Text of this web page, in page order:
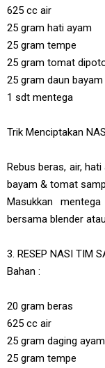
625 cc air
25 gram hati ayam
25 gram tempe
25 gram tomat
25 gram daun
1 sdt mentega
Trik Menciptakan
Rebus beras, air,
bayam & tomat
Masukkan
bersama blender
3. RESEP NASI TIM
Bahan :
20 gram beras
625 cc air
25 gram daging
25 gram tempe